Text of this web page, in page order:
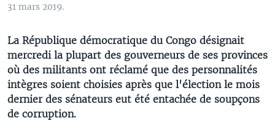
31 mars 2019.
La République démocratique du Congo désignait
mercredi la plupart des gouverneurs de ses provinces
où des militants ont réclamé que des personnalités
intègres soient choisies après que l'élection le mois
dernier des sénateurs eut été entachée de soupçons
de corruption.